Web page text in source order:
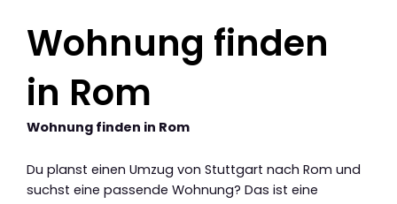
Wohnung finden
in Rom
Wohnung finden in Rom
Du planst einen Umzug von Stuttgart nach Rom und
suchst eine passende Wohnung? Das ist eine